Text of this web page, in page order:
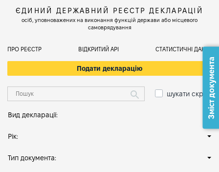
ЄДИНИЙ ДЕРЖАВНИЙ РЕЄСТР ДЕКЛАРАЦІЙ
осіб, уповноважених на виконання функцій держави або місцевого
самоврядування
ПРО РЕЄСТР ВІДКРИТИЙ АРІ СТАТИСТИЧНІ ДАНІ
Подати декларацію
шукати скрізь
Вид декларації:
Рік:
Тип документа:
Зміст документа